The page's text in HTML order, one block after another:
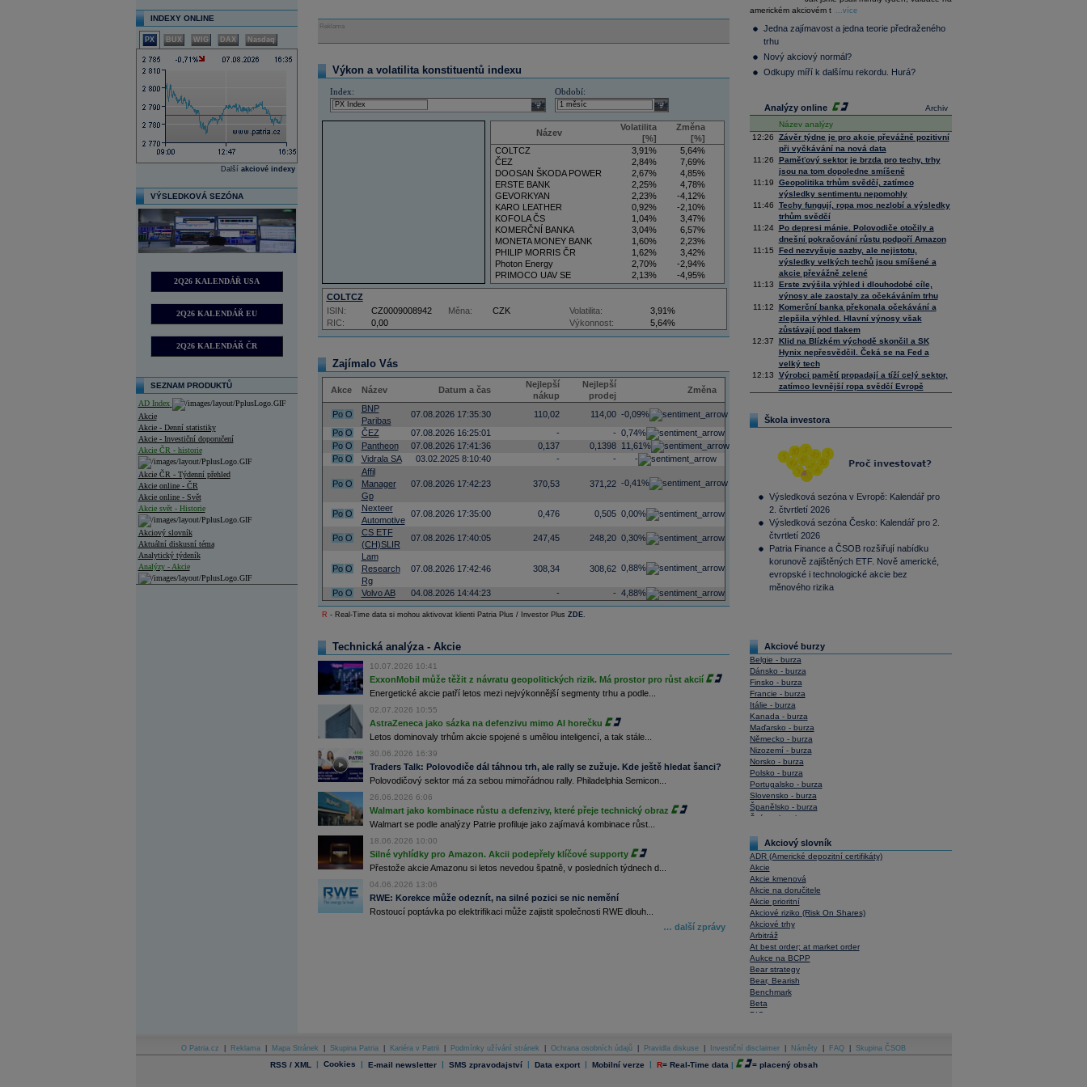
INDEXY ONLINE
PX BUX WIG DAX Nasdaq
Další akciové indexy
VÝSLEDKOVÁ SEZÓNA
2Q26 KALENDÁŘ USA
2Q26 KALENDÁŘ EU
2Q26 KALENDÁŘ ČR
SEZNAM PRODUKTŮ
AD Index
Akcie
Akcie - Denní statistiky
Akcie - Investiční doporučení
Akcie ČR - historie
Akcie ČR - Týdenní přehled
Akcie online - ČR
Akcie online - Svět
Akcie svět - Historie
Akciový slovník
Aktuální diskusní téma
Analytický týdeník
Analýzy - Akcie
Databanka - Ceny
Reklama
Výkon a volatilita konstituentů indexu
Index:
select
Období:
select
Název
Volatilita
[%]
Změna
[%]
COLTCZ
3,91%
5,64%
ČEZ
2,84%
7,69%
DOOSAN ŠKODA POWER
2,67%
4,85%
ERSTE BANK
2,25%
4,78%
GEVORKYAN
2,23%
-4,12%
KARO LEATHER
0,92%
-2,10%
KOFOLA ČS
1,04%
3,47%
KOMERČNÍ BANKA
3,04%
6,57%
MONETA MONEY BANK
1,60%
2,23%
PHILIP MORRIS ČR
1,62%
3,42%
Photon Energy
2,70%
-2,94%
PRIMOCO UAV SE
2,13%
-4,95%
VIG
4,09%
11,61%
COLTCZ
RIC: 0,00
ISIN: CZ0009008942 Měna: CZK Volatilita:
3,91%
Výkonnost:
5,64%
Zajímalo Vás
Akce Název Datum a čas
Nejlepší
nákup
Nejlepší
prodej
Změna
Po O
BNP
Paribas
07.08.2026 17:35:30 110,02 114,00 -0,09%
Po O ČEZ 07.08.2026 16:25:01 - - 0,74%
Po O Pantheon 07.08.2026 17:41:36 0,137 0,1398
11,61%
Po O Vidrala SA 03.02.2025 8:10:40 - - -
Po O
Affil
Manager
Gp
07.08.2026 17:42:23 370,53 371,22 -0,41%
Po O
Nexteer
Automotive
07.08.2026 17:35:00 0,476 0,505 0,00%
Po O
CS ETF
(CH)SLIR
07.08.2026 17:40:05 247,45 248,20 0,30%
Po O
Lam
Research
Rg
07.08.2026 17:42:46 308,34 308,62 0,88%
Po O Volvo AB 04.08.2026 14:44:23 - - 4,88%
R - Real-Time data si mohou aktivovat klienti Patria Plus / Investor Plus ZDE.
Technická analýza - Akcie
10.07.2026 10:41
ExxonMobil může těžit z návratu geopolitických rizik. Má prostor pro růst akcií
Energetické akcie patří letos mezi nejvýkonnější segmenty trhu a podle...
02.07.2026 10:55
AstraZeneca jako sázka na defenzivu mimo AI horečku
Letos dominovaly trhům akcie spojené s umělou inteligencí, a tak stále...
30.06.2026 16:39
Traders Talk: Polovodiče dál táhnou trh, ale rally se zužuje. Kde ještě hledat šanci?
Polovodičový sektor má za sebou mimořádnou rally. Philadelphia Semicon...
26.06.2026 6:06
Walmart jako kombinace růstu a defenzivy, které přeje technický obraz
Walmart se podle analýzy Patrie profiluje jako zajímavá kombinace růst...
18.06.2026 10:00
Silné vyhlídky pro Amazon. Akcii podepřely klíčové supporty
Přestože akcie Amazonu si letos nevedou špatně, v posledních týdnech d...
04.06.2026 13:06
RWE: Korekce může odeznít, na silné pozici se nic nemění
Rostoucí poptávka po elektrifikaci může zajistit společnosti RWE dlouh...
… další zprávy
Composite
36 276,43 0,39
Tecdax
Performance
index
4 076,97
americkém akciovém t
...více
Jedna zajímavost a jedna teorie předraženého
trhu
Nový akciový normál?
Odkupy míří k dalšímu rekordu. Hurá?
Archiv
Analýzy online
Název analýzy
12:26
Závěr týdne je pro akcie převážně pozitivní
při vyčkávání na nová data
11:26
Paměťový sektor je brzda pro techy, trhy
jsou na tom dopoledne smíšeně
11:19
Geopolitika trhům svědčí, zatímco
výsledky sentimentu nepomohly
11:46
Techy fungují, ropa moc nezlobí a výsledky
trhům svědčí
11:24
Po depresi mánie. Polovodiče otočily a
dnešní pokračování růstu podpoří Amazon
11:15
Fed nezvyšuje sazby, ale nejistotu,
výsledky velkých techů jsou smíšené a
akcie převážně zelené
11:13
Erste zvýšila výhled i dlouhodobé cíle,
výnosy ale zaostaly za očekáváním trhu
11:12
Komerční banka překonala očekávání a
zlepšila výhled. Hlavní výnosy však
zůstávají pod tlakem
12:37
Klid na Blízkém východě skončil a SK
Hynix nepřesvědčil. Čeká se na Fed a
velký tech
12:13
Výrobci pamětí propadají a tíží celý sektor,
zatímco levnější ropa svědčí Evropě
Škola investora
Výsledková sezóna v Evropě: Kalendář pro
2. čtvrtletí 2026
Výsledková sezóna Česko: Kalendář pro 2.
čtvrtletí 2026
Patria Finance a ČSOB rozšiřují nabídku
korunově zajištěných ETF. Nově americké,
evropské i technologické akcie bez
měnového rizika
Akciové burzy
Belgie - burza
Dánsko - burza
Finsko - burza
Francie - burza
Itálie - burza
Kanada - burza
Maďarsko - burza
Německo - burza
Nizozemí - burza
Norsko - burza
Polsko - burza
Portugalsko - burza
Slovensko - burza
Španělsko - burza
Švýcarsko - burza
Akciový slovník
ADR (Americké depozitní certifikáty)
Akcie
Akcie kmenová
Akcie na doručitele
Akcie prioritní
Akciové riziko (Risk On Shares)
Akciové trhy
Arbitráž
At best order; at market order
Aukce na BCPP
Bear strategy
Bear, Bearish
Benchmark
Beta
BIC
Bonita
Book To Bill Ratio
Book Value
O Patria.cz Reklama Mapa Stránek Skupina Patria Kariéra v Patrii Podmínky užívání stránek Ochrana osobních údajů Pravidla diskuse Investiční disclaimer Náměty FAQ Skupina ČSOB
RSS / XML | Cookies | E-mail newsletter | SMS zpravodajství | Data export | Mobilní verze | R= Real-Time data | = placený obsah